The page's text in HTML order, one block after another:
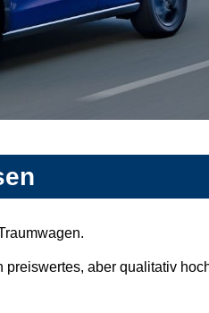
aber qualitativ